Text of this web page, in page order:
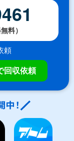
料）
頼
回収依頼